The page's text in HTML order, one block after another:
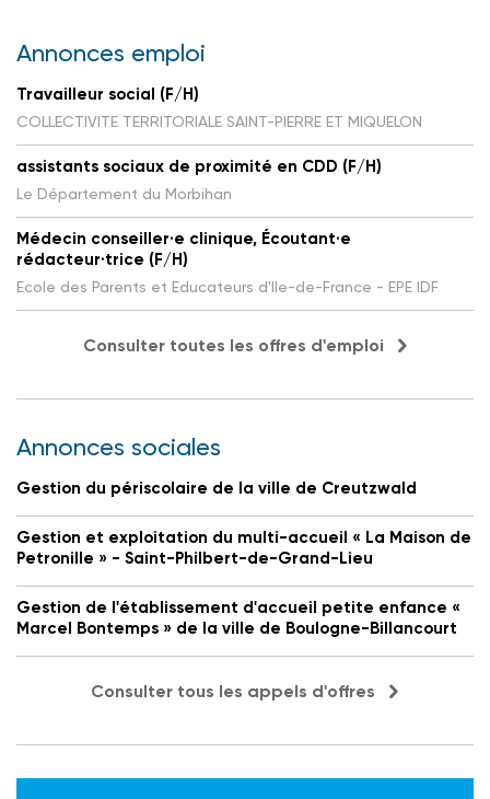
Annonces emploi
Travailleur social (F/H)
COLLECTIVITE TERRITORIALE SAINT-PIERRE ET MIQUELON
assistants sociaux de proximité en CDD (F/H)
Le Département du Morbihan
Médecin conseiller·e clinique, Écoutant·e
rédacteur·trice (F/H)
Ecole des Parents et Educateurs d'Ile-de-France - EPE IDF
Consulter toutes les offres d'emploi
Annonces sociales
Gestion du périscolaire de la ville de Creutzwald
Gestion et exploitation du multi-accueil « La Maison de
Petronille » - Saint-Philbert-de-Grand-Lieu
Gestion de l'établissement d'accueil petite enfance «
Marcel Bontemps » de la ville de Boulogne-Billancourt
Consulter tous les appels d'offres